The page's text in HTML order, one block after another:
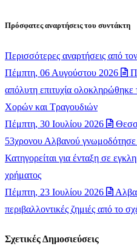
Πρόσφατες αναρτήσεις του συντάκτη
Περισσότερες αναρτήσεις από
Πέμπτη, 06 Αυγούστου 2026
απόλυτη επιτυχία
Χορών και Τραγουδιών
Πέμπτη, 30 Ιουλίου 2026
53χρονου Αλβανού
Κατηγορείται για ένταξη σε
χρήματος
Πέμπτη, 23 Ιουλίου 2026
περιβαλλοντικές ζημιές από το
Σχετικές Δημοσιεύσεις